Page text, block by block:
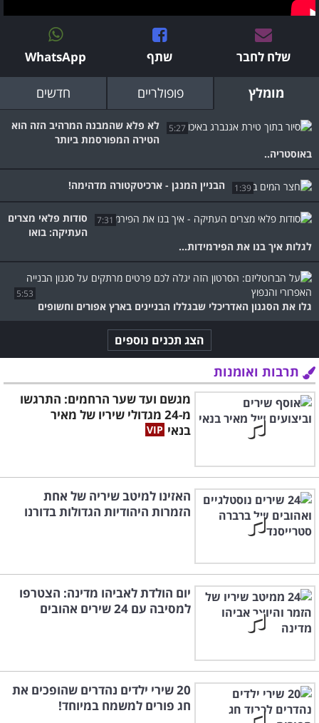
שלח לחבר שתף WhatsApp
מומלץ פופולריים חדשים
5:27
לא פלא שהמבנה המרהיב הזה הוא
הטירה המפורסמת ביותר
באוסטריה..
1:39 הבניין המנגן - ארכיטקטורה מדהימה!
7:31
סודות פלאי מצרים
העתיקה: בואו
לגלות איך בנו את הפירמידות...
5:53
גלו את הסגנון האדריכלי שבגללו הבניינים בארץ אפורים וחשופים
הצג תכנים נוספים
תרבות ואומנות
מגשם ועד שער הרחמים: התרגשו
מ-24 מגדולי שיריו של מאיר
בנאי
האזינו למיטב שיריה של אחת
הזמרות היהודיות הגדולות בדורנו
יום הולדת לאביהו מדינה: הצטרפו
למסיבה עם 24 שירים אהובים
20 שירי ילדים נהדרים שהופכים את
חג פורים למשמח במיוחד!